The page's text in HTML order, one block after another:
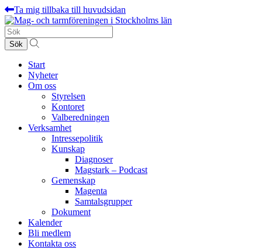
Ta mig tillbaka till huvudsidan
Sök
efter:
Start
Nyheter
Om oss
Styrelsen
Kontoret
Valberedningen
Verksamhet
Intressepolitik
Kunskap
Diagnoser
Magstark – Podcast
Gemenskap
Magenta
Samtalsgrupper
Dokument
Kalender
Bli medlem
Kontakta oss